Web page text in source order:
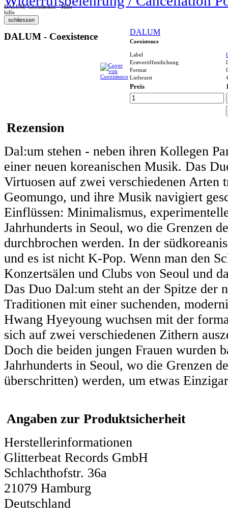
DALUM: Coexistence - Hilfe
hilfe
DALUM - Coexistence DALUM
Coexistence
Label
Erstveröffentlichung
Format
Lieferzeit
Preis
Rezension
Dal:um stehen - neben ihren Kollegen
einer neuen koreanischen Musik. Das
Virtuosen auf zwei verschiedenen Arten
Geomungo, und ihre Musik navigiert
Einflüssen: Minimalismus,
Jahrhunderts in Seoul, wo die Grenzen
durchbrochen werden. In der
und es ist nicht K-Pop. Wenn man den
Konzertsälen und Clubs von Seoul und
Das Duo Dal:um steht an der Spitze der
Traditionen mit einer suchenden,
Hwang Hyeyoung wuchsen mit der
sich auf zwei verschiedenen Zithern
Doch die beiden jungen Frauen wurden
Jahrhunderts in Seoul, wo die Grenzen
überschritten) werden, um etwas
Angaben zur Produktsicherheit
Herstellerinformationen
Glitterbeat Records GmbH
Schlachthofstr. 36a
21079 Hamburg
Deutschland